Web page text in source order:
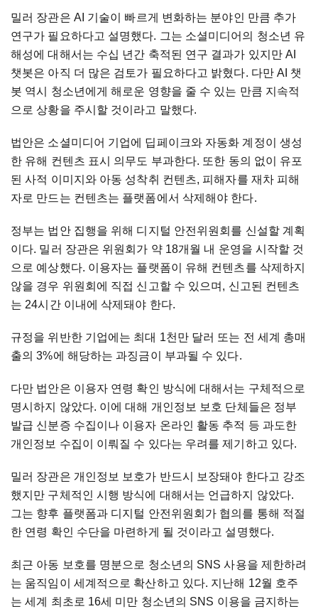
밀러 장관은 AI 기술이 빠르게 변화하는 분야인 만큼 추가
연구가 필요하다고 설명했다. 그는 소셜미디어의 청소년 유
해성에 대해서는 수십 년간 축적된 연구 결과가 있지만 AI
챗봇은 아직 더 많은 검토가 필요하다고 밝혔다. 다만 AI 챗
봇 역시 청소년에게 해로운 영향을 줄 수 있는 만큼 지속적
으로 상황을 주시할 것이라고 말했다.
법안은 소셜미디어 기업에 딥페이크와 자동화 계정이 생성
한 유해 컨텐츠 표시 의무도 부과한다. 또한 동의 없이 유포
된 사적 이미지와 아동 성착취 컨텐츠, 피해자를 재차 피해
자로 만드는 컨텐츠는 플랫폼에서 삭제해야 한다.
정부는 법안 집행을 위해 디지털 안전위원회를 신설할 계획
이다. 밀러 장관은 위원회가 약 18개월 내 운영을 시작할 것
으로 예상했다. 이용자는 플랫폼이 유해 컨텐츠를 삭제하지
않을 경우 위원회에 직접 신고할 수 있으며, 신고된 컨텐츠
는 24시간 이내에 삭제돼야 한다.
규정을 위반한 기업에는 최대 1천만 달러 또는 전 세계 총매
출의 3%에 해당하는 과징금이 부과될 수 있다.
다만 법안은 이용자 연령 확인 방식에 대해서는 구체적으로
명시하지 않았다. 이에 대해 개인정보 보호 단체들은 정부
발급 신분증 수집이나 이용자 온라인 활동 추적 등 과도한
개인정보 수집이 이뤄질 수 있다는 우려를 제기하고 있다.
밀러 장관은 개인정보 보호가 반드시 보장돼야 한다고 강조
했지만 구체적인 시행 방식에 대해서는 언급하지 않았다.
그는 향후 플랫폼과 디지털 안전위원회가 협의를 통해 적절
한 연령 확인 수단을 마련하게 될 것이라고 설명했다.
최근 아동 보호를 명분으로 청소년의 SNS 사용을 제한하려
는 움직임이 세계적으로 확산하고 있다. 지난해 12월 호주
는 세계 최초로 16세 미만 청소년의 SNS 이용을 금지하는